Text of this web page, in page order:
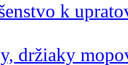
k
držiaky